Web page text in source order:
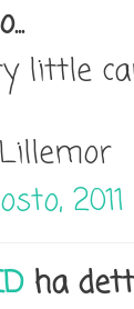
little
2011
ha